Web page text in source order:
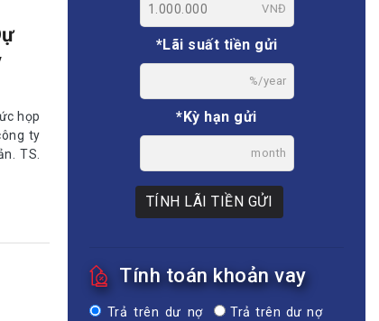
họp
ty
TS.
VNĐ
*Lãi suất tiền gửi
%/year
*Kỳ hạn gửi
month
TÍNH LÃI TIỀN GỬI
Tính toán khoản vay
Trả trên dư nợ
Trả trên dư nợ